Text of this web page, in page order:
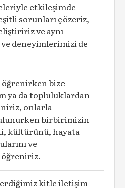
etkileşimde
sorunları çözeriz,
ve aynı
deneyimlerimizi de
bize
ya da topluluklardan
onlarla
birbirimizin
kültürünü, hayata
ve
kitle iletişim